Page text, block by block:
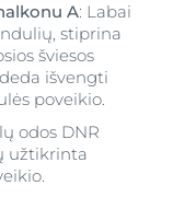
A: Labai
stiprina
šviesos
išvengti
poveikio.
odos DNR
užtikrinta